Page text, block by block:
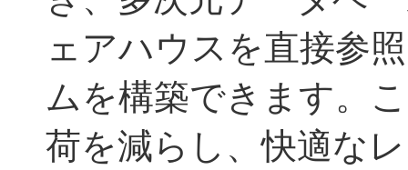
ェアハウスを直接参
ムを構築できます。
荷を減らし、快適な